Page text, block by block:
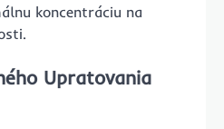
koncentráciu na
Upratovania